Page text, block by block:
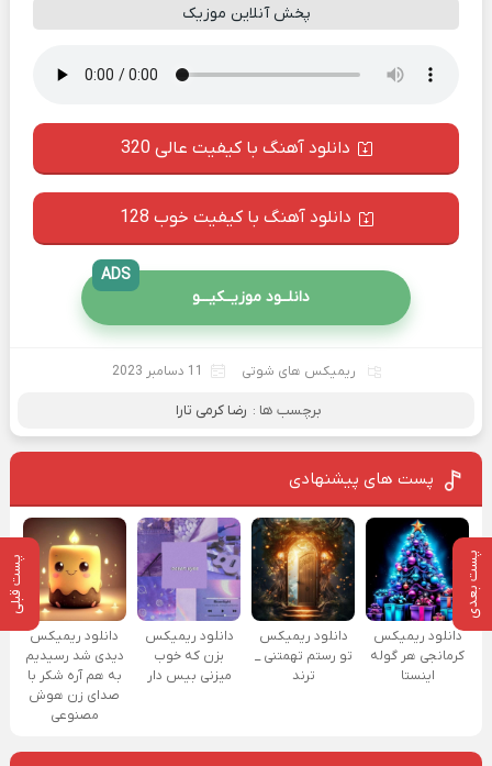
پست بعدی پست قبلی
پخش آنلاین موزیک
دانلود آهنگ با کیفیت عالی 320
دانلود آهنگ با کیفیت خوب 128
دانلــود موزیــکیـــو
ADS
ریمیکس های شوتی 11 دسامبر 2023
برچسب ها : رضا کرمی تارا
پست های پیشنهادی
دانلود ریمیکس
کرمانجی هر گوله
اینستا
دانلود ریمیکس
تو رستم تهمتنی _
ترند
دانلود ریمیکس
بزن که خوب
میزنی بیس دار
دانلود ریمیکس
دیدی شد رسیدیم
به هم آره شکر با
صدای زن هوش
مصنوعی